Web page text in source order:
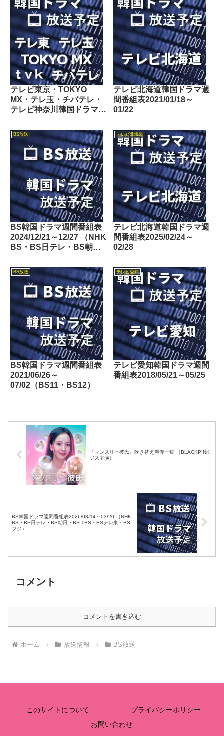
テレビ東京・TOKYO
MX・テレ玉・チバテレ・
テレビ神奈川韓国ドラマ週
04/03
テレビ北海道韓国ドラマ週
間番組表2021/01/18～
01/22
BS放送
BS韓国ドラマ週間番組表
2024/12/21～12/27 （NHK
BS・BS日テレ・BS朝
東・BSフジ）
テレビ北海道
テレビ北海道韓国ドラマ週
間番組表2025/02/24～
02/28
BS放送
BS韓国ドラマ週間番組表
2021/06/26～
07/02（BS11・BS12）
テレビ愛知
テレビ愛知韓国ドラマ週間
番組表2018/05/21～05/25
『マンスリー彼氏』吹き替え声優一覧 （BLACKPINK
ジス主演）
BS韓国ドラマ週間番組表2026/03/14～03/20 （NHK
BS・BS日テレ・BS朝日・BS-TBS・BSテレ東・BS
フジ）
コメント
コメントを書き込む
ホーム 放送情報 BS放送
このサイトについて
プライバシーポリシー
お問い合わせ